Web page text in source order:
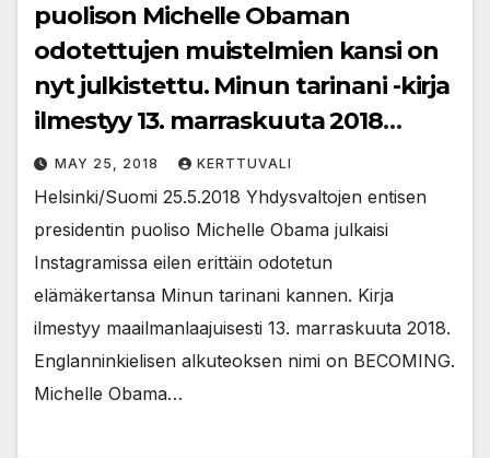
puolison Michelle Obaman
odotettujen muistelmien kansi on
nyt julkistettu. Minun tarinani -kirja
ilmestyy 13. marraskuuta 2018
maailmanlaajuisesti
MAY 25, 2018 KERTTUVALI
Helsinki/Suomi 25.5.2018 Yhdysvaltojen entisen
presidentin puoliso Michelle Obama julkaisi
Instagramissa eilen erittäin odotetun
elämäkertansa Minun tarinani kannen. Kirja
ilmestyy maailmanlaajuisesti 13. marraskuuta 2018.
Englanninkielisen alkuteoksen nimi on BECOMING.
Michelle Obama…